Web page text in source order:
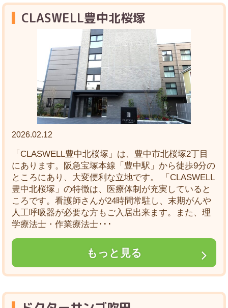
CLASWELL豊中北桜塚
2026.02.12
「CLASWELL豊中北桜塚」は、豊中市北桜塚2丁目
にあります。阪急宝塚本線「豊中駅」から徒歩9分の
ところにあり、大変便利な立地です。 「CLASWELL
豊中北桜塚」の特徴は、医療体制が充実していると
ころです。看護師さんが24時間常駐し、末期がんや
人工呼吸器が必要な方もご入居出来ます。また、理
学療法士・作業療法士･･･
もっと見る